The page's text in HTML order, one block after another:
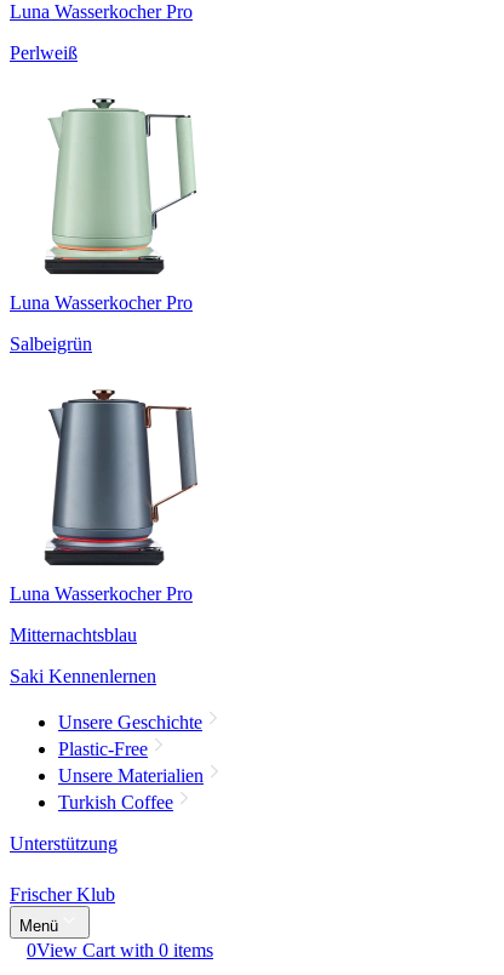
Luna Wasserkocher Pro
Perlweiß
Luna Wasserkocher Pro
Salbeigrün
Luna Wasserkocher Pro
Mitternachtsblau
Saki Kennenlernen
Unsere Geschichte
Plastic-Free
Unsere Materialien
Turkish Coffee
Unterstützung
Frischer Klub
Menü
0View Cart with 0 items